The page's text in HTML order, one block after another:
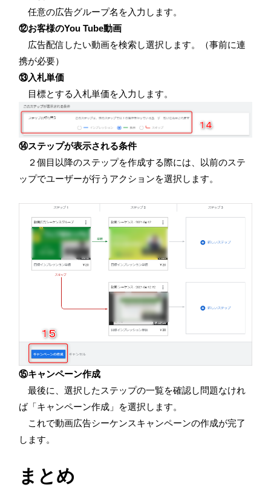
任意の広告グループ名を入力します。
⑫お客様のYou Tube動画
広告配信したい動画を検索し選択します。（事前に連
携が必要）
⑬入札単価
目標とする入札単価を入力します。
⑭ステップが表示される条件
２個目以降のステップを作成する際には、以前のステ
ップでユーザーが行うアクションを選択します。
⑮キャンペーン作成
最後に、選択したステップの一覧を確認し問題なけれ
ば「キャンペーン作成」を選択します。
これで動画広告シーケンスキャンペーンの作成が完了
します。
まとめ